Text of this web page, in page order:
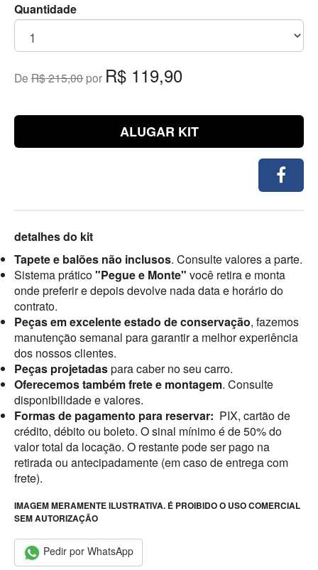
Quantidade
De R$ 215,00 por R$ 119,90
ALUGAR KIT
detalhes do kit
Tapete e balões não inclusos. Consulte valores a parte.
Sistema prático"Pegue e Monte" você retira e monta
onde preferir e depois devolve nada data e horário do
contrato.
Peças em excelente estado de conservação, fazemos
manutenção semanal para garantir a melhor experiência
dos nossos clientes.
Peças projetadaspara caber no seu carro.
Oferecemos também frete e montagem. Consulte
disponibilidade e valores.
Formas de pagamento para reservar: PIX, cartão de
crédito, débito ou boleto. O sinal mínimo é de 50% do
valor total da locação. O restante pode ser pago na
retirada ou antecipadamente (em caso de entrega com
frete).
IMAGEM MERAMENTE ILUSTRATIVA. É PROIBIDO O USO COMERCIAL
SEM AUTORIZAÇÃO
Pedir por WhatsApp